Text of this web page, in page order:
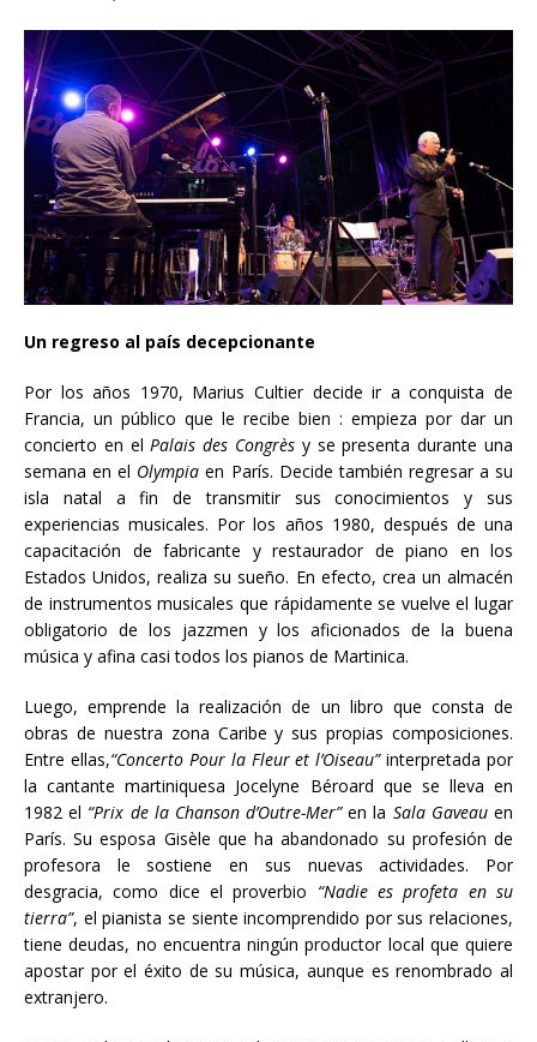
Un regreso al país decepcionante
Por los años 1970, Marius Cultier decide ir a conquista de
Francia, un público que le recibe bien : empieza por dar un
concierto en elPalais des Congrès y se presenta durante una
semana en el Olympia en París. Decide también regresar a su
isla natal a fin de transmitir sus conocimientos y sus
experiencias musicales. Por los años 1980, después de una
capacitación de fabricante y restaurador de piano en los
Estados Unidos, realiza su sueño. En efecto, crea un almacén
de instrumentos musicales que rápidamente se vuelve el lugar
obligatorio de los jazzmen y los aficionados de la buena
música y afina casi todos los pianos de Martinica.
Luego, emprende la realización de un libro que consta de
obras de nuestra zona Caribe y sus propias composiciones.
Entre ellas,“Concerto Pour la Fleur et l’Oiseau”interpretada por
la cantante martiniquesa Jocelyne Béroard que se lleva en
1982 el “Prix de la Chanson d’Outre-Mer”en la Sala Gaveauen
París. Su esposa Gisèle que ha abandonado su profesión de
profesora le sostiene en sus nuevas actividades. Por
desgracia, como dice el proverbio “Nadie es profeta en su
tierra”, el pianista se siente incomprendido por sus relaciones,
tiene deudas, no encuentra ningún productor local que quiere
apostar por el éxito de su música, aunque es renombrado al
extranjero.